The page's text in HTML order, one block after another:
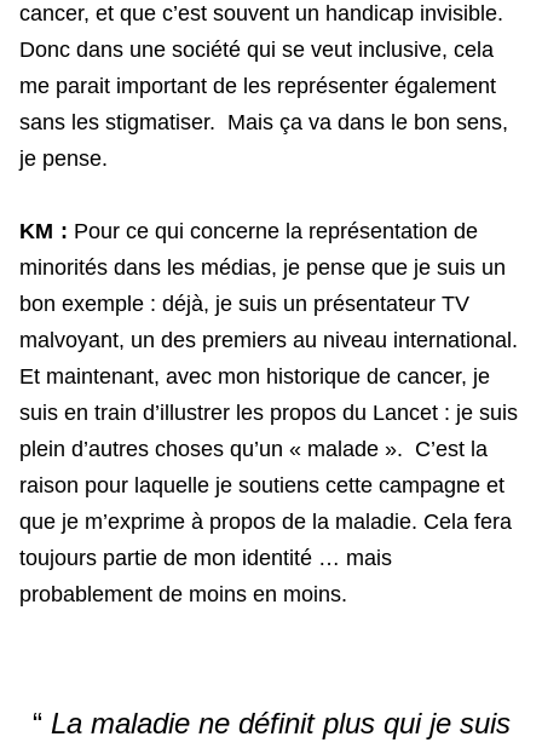
cancer, et que c’est souvent un handicap invisible.
Donc dans une société qui se veut inclusive, cela
me parait important de les représenter également
sans les stigmatiser. Mais ça va dans le bon sens,
je pense.
KM : Pour ce qui concerne la représentation de
minorités dans les médias, je pense que je suis un
bon exemple : déjà, je suis un présentateur TV
malvoyant, un des premiers au niveau international.
Et maintenant, avec mon historique de cancer, je
suis en train d’illustrer les propos du Lancet : je suis
plein d’autres choses qu’un « malade ». C’est la
raison pour laquelle je soutiens cette campagne et
que je m’exprime à propos de la maladie. Cela fera
toujours partie de mon identité … mais
probablement de moins en moins.
“ La maladie ne définit plus qui je suis